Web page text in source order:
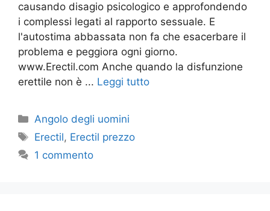
causando disagio psicologico e approfondendo
i complessi legati al rapporto sessuale. E
l'autostima abbassata non fa che esacerbare il
problema e peggiora ogni giorno.
www.Erectil.com Anche quando la disfunzione
erettile non è ... Leggi tutto
Categorie
Angolo degli uomini
Tag
Erectil, Erectil prezzo
1 commento